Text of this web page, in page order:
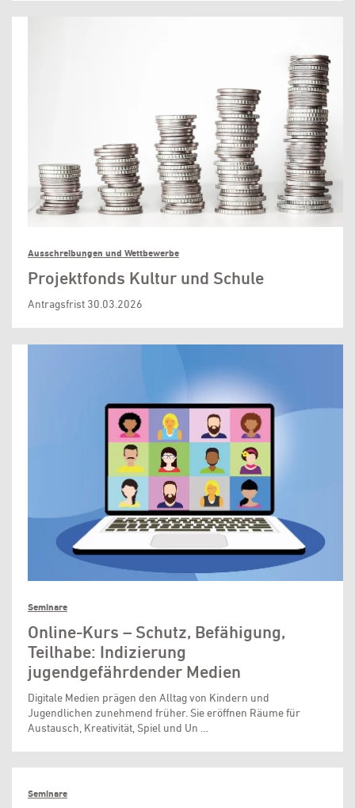
Ausschreibungen und Wettbewerbe
Projektfonds Kultur und Schule
Antragsfrist 30.03.2026
Seminare
Online-Kurs – Schutz, Befähigung,
Teilhabe: Indizierung
jugendgefährdender Medien
Digitale Medien prägen den Alltag von Kindern und
Jugendlichen zunehmend früher. Sie eröffnen Räume für
Austausch, Kreativität, Spiel und Un …
Seminare